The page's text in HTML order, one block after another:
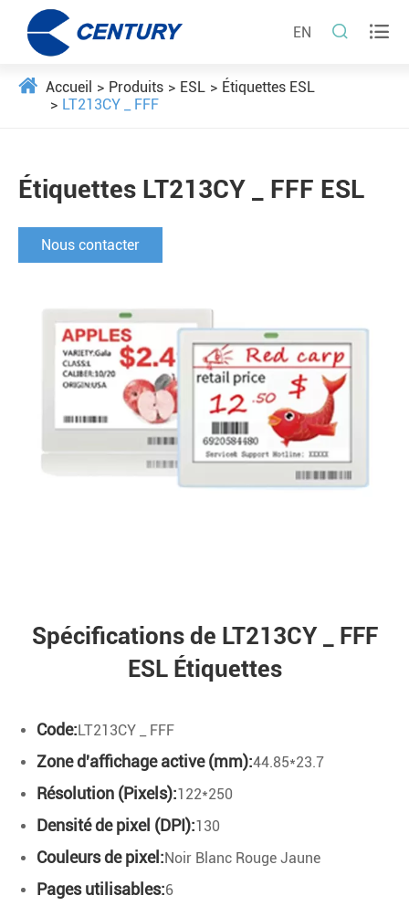
EN  
Accueil Produits ESL
Étiquettes ESL
LT213CY _ FFF
Étiquettes LT213CY _ FFF ESL
Nous contacter
Spécifications de LT213CY _ FFF
ESL Étiquettes
Code: LT213CY _ FFF
Zone d'affichage active (mm):44.85*23.7
Résolution (Pixels):122*250
Densité de pixel (DPI):130
Couleurs de pixel: Noir Blanc Rouge Jaune
Pages utilisables:6